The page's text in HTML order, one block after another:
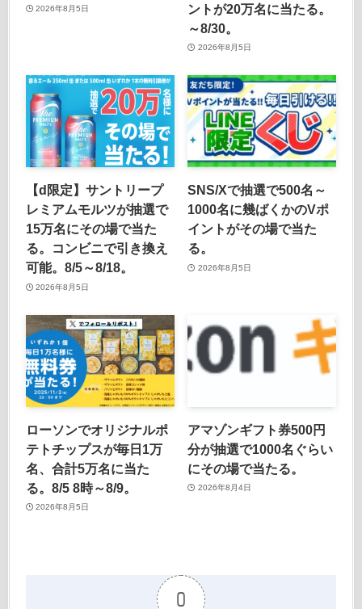
2026年8月5日
ントが20万名に当たる。
～8/30。
2026年8月5日
【d限定】サントリープ
レミアムモルツが抽選で
15万名にその場で当た
る。コンビニで引き換え
可能。8/5～8/18。
2026年8月5日
SNS/Xで抽選で500名～
1000名に幾ばくかのVポ
イントがその場で当た
る。
2026年8月5日
ローソンでオリジナルポ
テトチップスが毎日1万
名、合計5万名に当た
る。8/5 8時～8/9。
2026年8月5日
アマゾンギフト券500円
分が抽選で1000名ぐらい
にその場で当たる。
2026年8月4日
0